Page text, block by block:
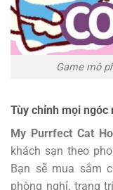
Game mô
Tùy chỉnh mọi ngóc
My Purrfect Cat
khách sạn theo
Bạn sẽ mua sắm
phòng nghỉ, trang